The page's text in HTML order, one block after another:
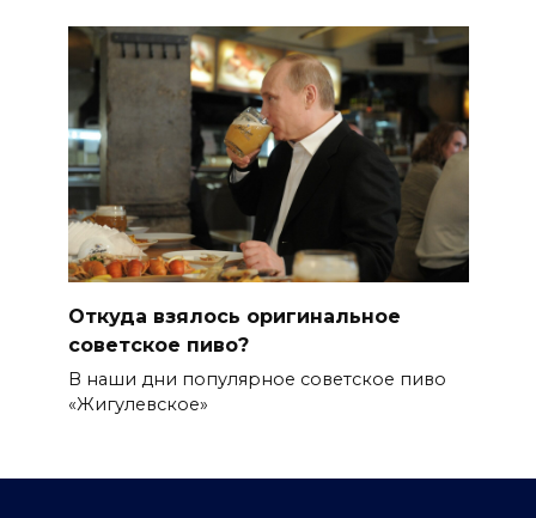
Откуда взялось оригинальное
советское пиво?
В наши дни популярное советское пиво
«Жигулевское»